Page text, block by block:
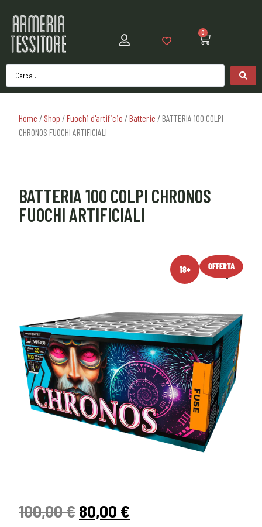
0
Home / Shop /Fuochi d'artificio /Batterie / BATTERIA 100 COLPI
CHRONOS FUOCHI ARTIFICIALI
BATTERIA 100 COLPI CHRONOS
FUOCHI ARTIFICIALI
18+ OFFERTA
100,00€ 80,00 €